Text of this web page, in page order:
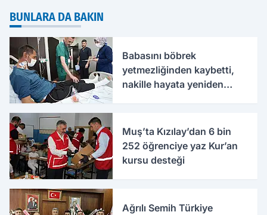
BUNLARA DA BAKIN
Babasını böbrek
yetmezliğinden kaybetti,
nakille hayata yeniden
Muş’ta Kızılay’dan 6 bin
252 öğrenciye yaz Kur’an
kursu desteği
Ağrılı Semih Türkiye